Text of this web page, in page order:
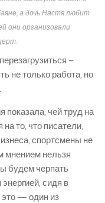
а дочь Настя любит
они организовали
–
не только работа, но
показала, чей труд на
то, что писатели,
спортсмены не
мнением нельзя
будем черпать
сидя в
это — один из